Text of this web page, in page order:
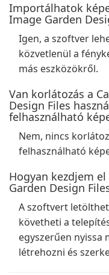
Importálhatok
Image Garden
Igen, a szoftver
közvetlenül a
más eszközökről.
Van korlátozás a
Design Files
felhasználható
Nem, nincs
felhasználható
Hogyan kezdjem
Garden Design
A szoftvert
követheti a
egyszerűen nyissa
létrehozni és